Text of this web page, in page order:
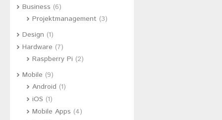
Business (6)
Projektmanagement (3)
Design (1)
Hardware (7)
Raspberry Pi (2)
Mobile (9)
Android (1)
iOS (1)
Mobile Apps (4)